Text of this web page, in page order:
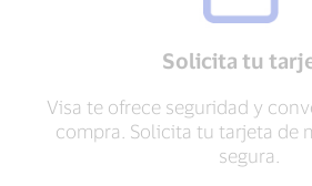
Solicita tu
Visa te ofrece seguridad y
compra. Solicita tu tarjeta de
segura.